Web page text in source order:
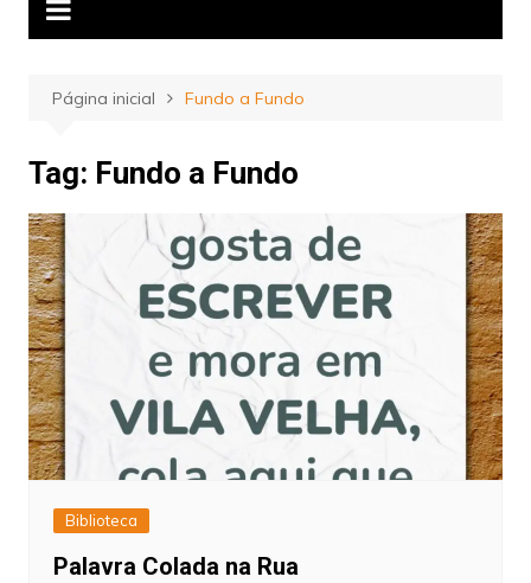
Página inicial Fundo a Fundo
Tag: Fundo a Fundo
Biblioteca
Palavra Colada na Rua